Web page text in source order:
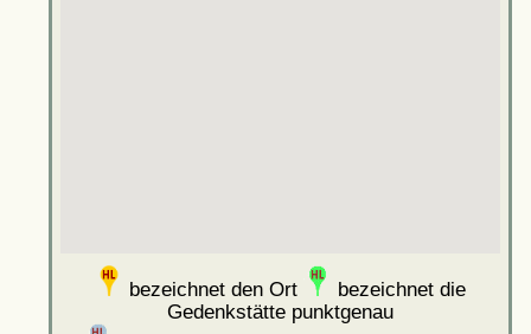
bezeichnet den Ort
bezeichnet die
Gedenkstätte punktgenau